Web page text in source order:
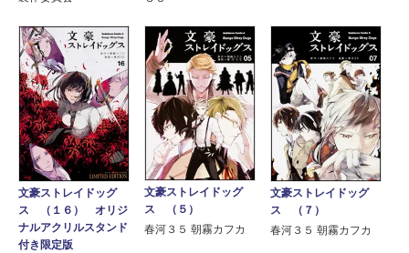
文豪ストレイドッグ
ス （１６） オリジ
ナルアクリルスタンド
付き限定版
文豪ストレイドッグ
ス （５）
春河３５ 朝霧カフカ
文豪ストレイドッグ
ス （７）
春河３５ 朝霧カフカ